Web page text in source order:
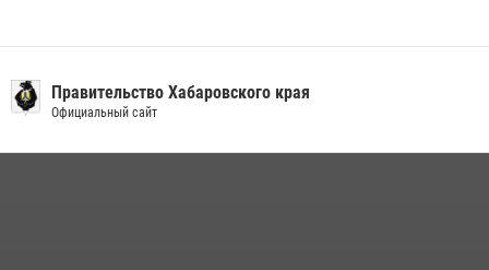
04 августа 2026, 23:41
Правительство Хабаровского края
Официальный сайт